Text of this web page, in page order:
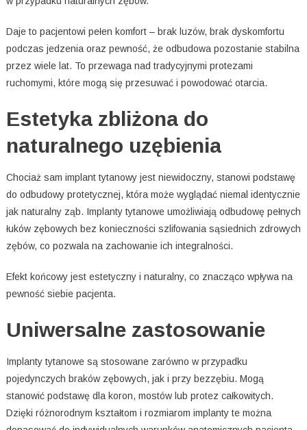
Daje to pacjentowi pełen komfort – brak luzów, brak dyskomfortu
podczas jedzenia oraz pewność, że odbudowa pozostanie stabilna
przez wiele lat. To przewaga nad tradycyjnymi protezami
ruchomymi, które mogą się przesuwać i powodować otarcia.
Estetyka zbliżona do
naturalnego uzębienia
Chociaż sam implant tytanowy jest niewidoczny, stanowi podstawę
do odbudowy protetycznej, która może wyglądać niemal identycznie
jak naturalny ząb. Implanty tytanowe umożliwiają odbudowę pełnych
łuków zębowych bez konieczności szlifowania sąsiednich zdrowych
zębów, co pozwala na zachowanie ich integralności.
Efekt końcowy jest estetyczny i naturalny, co znacząco wpływa na
pewność siebie pacjenta.
Uniwersalne zastosowanie
Implanty tytanowe są stosowane zarówno w przypadku
pojedynczych braków zębowych, jak i przy bezzębiu. Mogą
stanowić podstawę dla koron, mostów lub protez całkowitych.
Dzięki różnorodnym kształtom i rozmiarom implanty te można